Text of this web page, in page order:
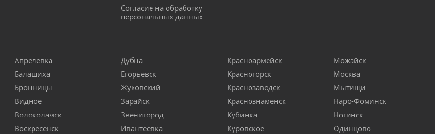
Согласие на обработку
персональных данных
Апрелевка
Балашиха
Бронницы
Видное
Волоколамск
Воскресенск
Дубна
Егорьевск
Жуковский
Зарайск
Звенигород
Ивантеевка
Красноармейск
Красногорск
Краснозаводск
Краснознаменск
Кубинка
Куровское
Можайск
Москва
Мытищи
Наро-Фоминск
Ногинск
Одинцово